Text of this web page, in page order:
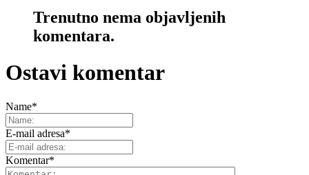
Trenutno nema objavljenih
komentara.
Ostavi komentar
Name*
E-mail adresa*
Komentar*